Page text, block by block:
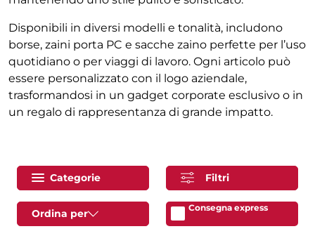
Disponibili in diversi modelli e tonalità, includono
borse, zaini porta PC e sacche zaino perfette per l’uso
quotidiano o per viaggi di lavoro. Ogni articolo può
essere personalizzato con il logo aziendale,
trasformandosi in un gadget corporate esclusivo o in
un regalo di rappresentanza di grande impatto.
Categorie Filtri
Ordina per Consegna express